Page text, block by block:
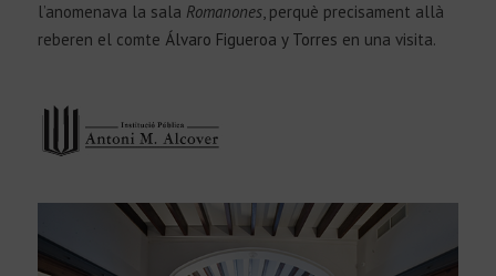
l’anomenava la sala Romanones, perquè precisament allà
reberen el comte Álvaro Figueroa y Torres en una visita.